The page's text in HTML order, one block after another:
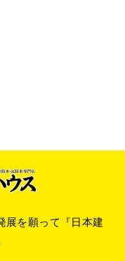
展を願って『 日本建